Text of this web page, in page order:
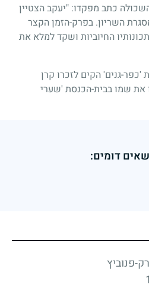
כתב מפקדו: "יעקב הצטיין
השריון. בפרק-הזמן הקצר
החיוביות ושקד למלא את
'כפר-גנים' הקים לזכרו קרן
את שמו בבית-הכנסת 'שערי
דומים:
פנוביץ